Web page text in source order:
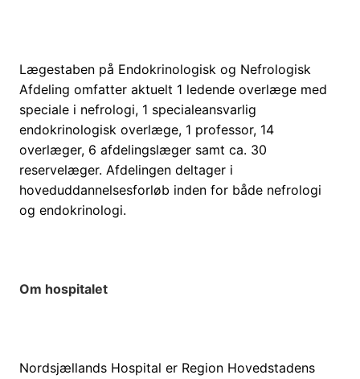
Lægestaben på Endokrinologisk og Nefrologisk
Afdeling omfatter aktuelt 1 ledende overlæge med
speciale i nefrologi, 1 specialeansvarlig
endokrinologisk overlæge, 1 professor, 14
overlæger, 6 afdelingslæger samt ca. 30
reservelæger. Afdelingen deltager i
hoveduddannelsesforløb inden for både nefrologi
og endokrinologi.
Om hospitalet
Nordsjællands Hospital er Region Hovedstadens